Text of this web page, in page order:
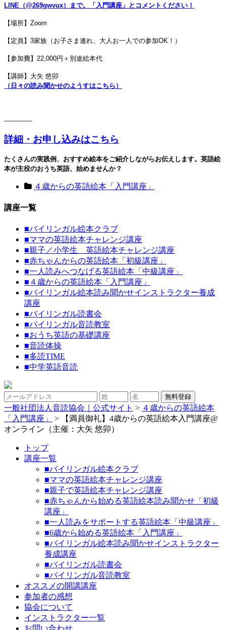
LINE（@269gwvux）まで。「入門講座」とコメントください！
【場所】Zoom
【定員】3家族（お子さま連れ、大人お一人での参加OK！）
【参加費】 22,000円＋別途絵本代
【講師】大矢 悠卯
（日々の読み聞かせのようすはこちら）
———–
詳細・お申し込みはこちら
たくさんの実践例、おすすめ絵本をご紹介しながらお伝えします。英語絵
本が主役のおうち英語、始めませんか？
４歳からの英語絵本「入門講座」
講座一覧
■バイリンガル絵本クラブ
■ママの英語絵本チャレンジ講座
■親子／小学生 英語絵本チャレンジ講座
■赤ちゃんからの英語絵本「初級講座」
■一人読みへつなげる英語絵本「中級講座」
■ ４歳からの英語絵本「入門講座」
■バイリンガル絵本読み聞かせインストラクター養成
講座
■バイリンガル読書会
■バイリンガル音読教室
■おうち英語の基礎講座
■音読体操
■多読TIME
■中学英語音読
一般社団法人音読協会｜公式サイト > ４歳からの英語絵本
「入門講座」
>
【満員御礼】4歳からの英語絵本入門講座@
オンライン（主催：大矢 悠卯）
トップ
講座一覧
■バイリンガル絵本クラブ
■ママの英語絵本チャレンジ講座
■親子で英語絵本チャレンジ講座
■赤ちゃんから始める英語絵本読み聞かせ「初級
講座」
■一人読みをサポートする英語絵本「中級講座」
■6歳から始める英語絵本「入門講座」
■バイリンガル絵本読み聞かせインストラクター
養成講座
■バイリンガル読書会
■バイリンガル音読教室
オススメの開講講座
参加者の感想
協会について
インストラクター一覧